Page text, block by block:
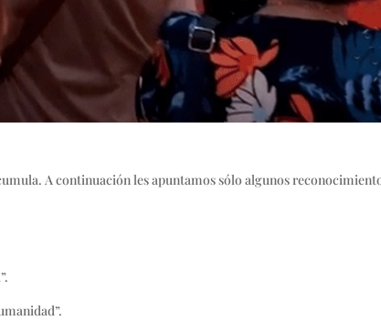
A continuación les apuntamos sólo algunos